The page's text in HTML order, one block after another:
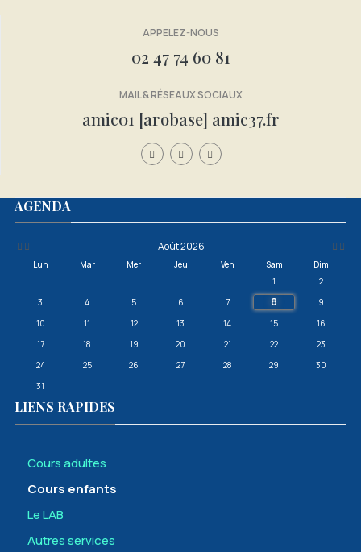
APPELEZ-NOUS
02 47 74 60 81
MAIL & RÉSEAUX SOCIAUX
amic01 [arobase] amic37.fr
AGENDA
Année
précédente
Mois
précédent
Année
Mois
Août 2026
Lun Mar Mer Jeu Ven Sam
Dim
1
2
3
4 5 6 7 8
9
10
11 12 13 14 15
16
17
18 19 20 21 22
23
24
25 26 27 28 29
30
31
LIENS RAPIDES
Cours adultes
Cours enfants
Le LAB
Autres services